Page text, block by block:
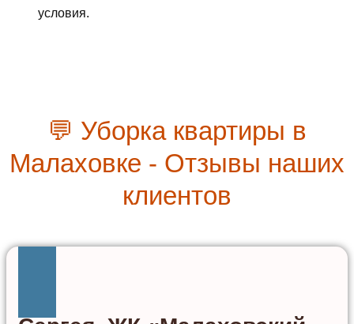
условия.
💬 Уборка квартиры в
Малаховке - Отзывы наших
клиентов